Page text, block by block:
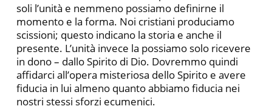
soli l’unità e nemmeno possiamo definirne il
momento e la forma. Noi cristiani produciamo
scissioni; questo indicano la storia e anche il
presente. L’unità invece la possiamo solo ricevere
in dono – dallo Spirito di Dio. Dovremmo quindi
affidarci all’opera misteriosa dello Spirito e avere
fiducia in lui almeno quanto abbiamo fiducia nei
nostri stessi sforzi ecumenici.